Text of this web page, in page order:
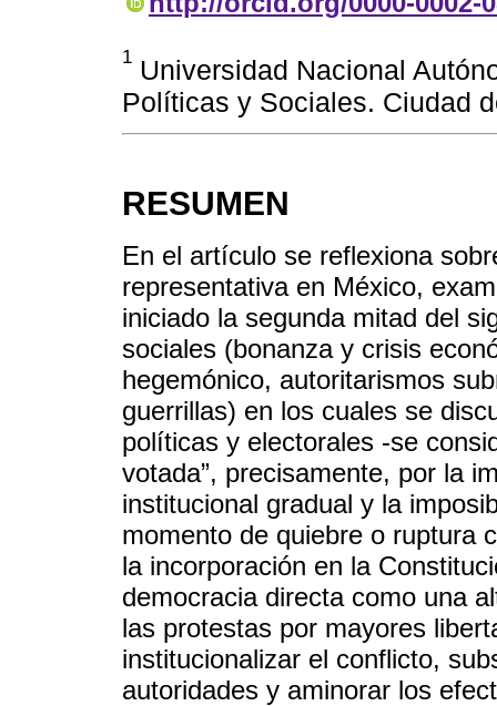
1 Universidad Nacional
Políticas y Sociales. Ciudad
RESUMEN
En el artículo se reflexiona
representativa en México,
iniciado la segunda mitad del
sociales (bonanza y crisis
hegemónico, autoritarismos
guerrillas) en los cuales se
políticas y electorales -se
votada”, precisamente, por la
institucional gradual y la
momento de quiebre o ruptura
la incorporación en la
democracia directa como una
las protestas por mayores
institucionalizar el conflicto,
autoridades y aminorar los